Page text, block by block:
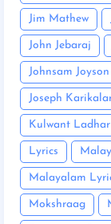
Jim Mathew
John Jebaraj
Johnsam Joyson
Joseph
Kulwant Ladhar
Lyrics
Malayalam
Mokshraag